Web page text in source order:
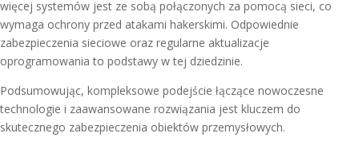
więcej systemów jest ze sobą połączonych za pomocą sieci, co
wymaga ochrony przed atakami hakerskimi. Odpowiednie
zabezpieczenia sieciowe oraz regularne aktualizacje
oprogramowania to podstawy w tej dziedzinie.
Podsumowując, kompleksowe podejście łączące nowoczesne
technologie i zaawansowane rozwiązania jest kluczem do
skutecznego zabezpieczenia obiektów przemysłowych.